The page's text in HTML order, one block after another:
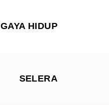
GAYA HIDUP
SELERA